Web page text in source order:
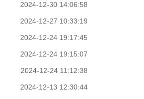
2024-12-30 14:06:58
2024-12-27 10:33:19
2024-12-24 19:17:45
2024-12-24 19:15:07
2024-12-24 11:12:38
2024-12-13 12:30:44